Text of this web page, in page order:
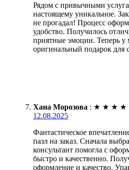
Рядом с привычными
настоящему уникальное.
не прогадал! Процесс
удобство. Получилось
приятные эмоции. Теперь у
оригинальный подарок для
Хана Морозова : ★ ★ ★ ★
12.08.2025
Фантастическое
пазл на заказ. Сначала
консультант помогла с
быстро и качественно.
оформление и качество.